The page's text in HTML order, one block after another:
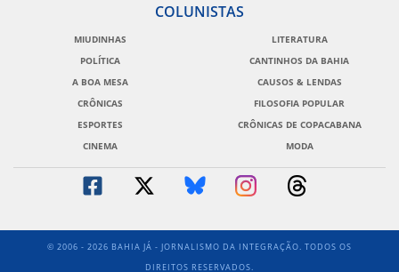
COLUNISTAS
MIUDINHAS
POLÍTICA
A BOA MESA
CRÔNICAS
ESPORTES
CINEMA
LITERATURA
CANTINHOS DA BAHIA
CAUSOS & LENDAS
FILOSOFIA POPULAR
CRÔNICAS DE COPACABANA
MODA
© 2006 - 2026 BAHIA JÁ - JORNALISMO DA INTEGRAÇÃO. TODOS OS
DIREITOS RESERVADOS.